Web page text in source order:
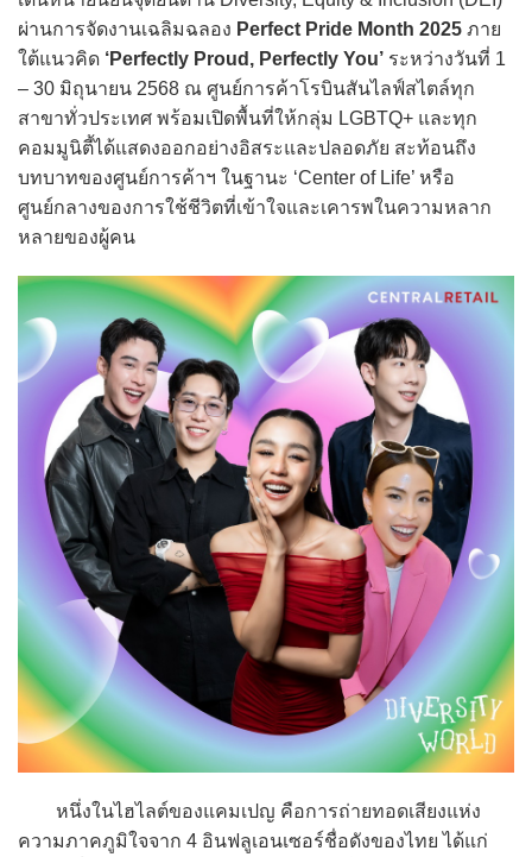
ผ่านการจัดงานเฉลิมฉลอง Perfect Pride Month 2025 ภาย
ใต้แนวคิด ‘Perfectly Proud, Perfectly You’ ระหว่างวันที่ 1
– 30 มิถุนายน 2568 ณ ศูนย์การค้าโรบินสันไลฟ์สไตล์ทุก
สาขาทั่วประเทศ พร้อมเปิดพื้นที่ให้กลุ่ม LGBTQ+ และทุก
คอมมูนิตี้ได้แสดงออกอย่างอิสระและปลอดภัย สะท้อนถึง
บทบาทของศูนย์การค้าฯ ในฐานะ ‘Center of Life’ หรือ
ศูนย์กลางของการใช้ชีวิตที่เข้าใจและเคารพในความหลาก
หลายของผู้คน
หนึ่งในไฮไลต์ของแคมเปญ คือการถ่ายทอดเสียงแห่ง
ความภาคภูมิใจจาก 4 อินฟลูเอนเซอร์ชื่อดังของไทย ได้แก่